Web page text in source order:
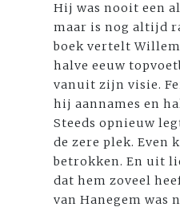
Hij was nooit een
maar is nog altijd
boek vertelt
halve eeuw
vanuit zijn visie.
hij aannames en
Steeds opnieuw
de zere plek. Even
betrokken. En uit
dat hem zoveel
van Hanegem was